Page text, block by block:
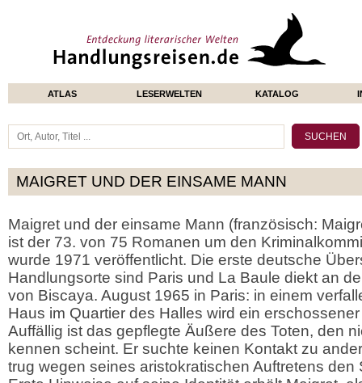
ATLAS LESERWELTEN KATALOG
MAIGRET UND DER EINSAME MANN
Maigret und der einsame Mann (französisch:
ist der 73. von 75 Romanen um den
wurde 1971 veröffentlicht. Die erste deutsche
Handlungsorte sind Paris und La Baule diekt an
von Biscaya. August 1965 in Paris: in einem
Haus im Quartier des Halles wird ein
Auffällig ist das gepflegte Äußere des Toten, den
kennen scheint. Er suchte keinen Kontakt zu
trug wegen seines aristokratischen Auftretens den